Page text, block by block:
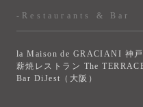
-Restaurants & Bar
la Maison de GRACIANI 神戸
薪焼レストラン The
Bar DiJest（大阪）